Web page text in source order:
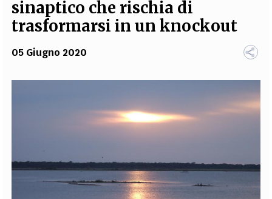
STORIA E FILOSOFIA
TEAM
REDAZIONE COMITATO SCIENTIFICO AUTORI
COLLABORA CON NOI
EXTRA
PROCEEDINGS
sinaptico che rischia di
trasformarsi in un knockout
05 Giugno 2020